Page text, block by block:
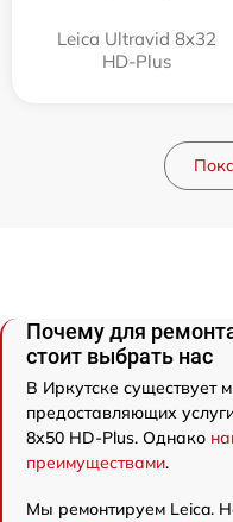
Leica Ultravid 8x32
HD-Plus
Почему для
стоит выбрать нас
В Иркутске существует
предоставляющих
8x50 HD-Plus. Однако
преимуществами.
Мы ремонтируем Leica.